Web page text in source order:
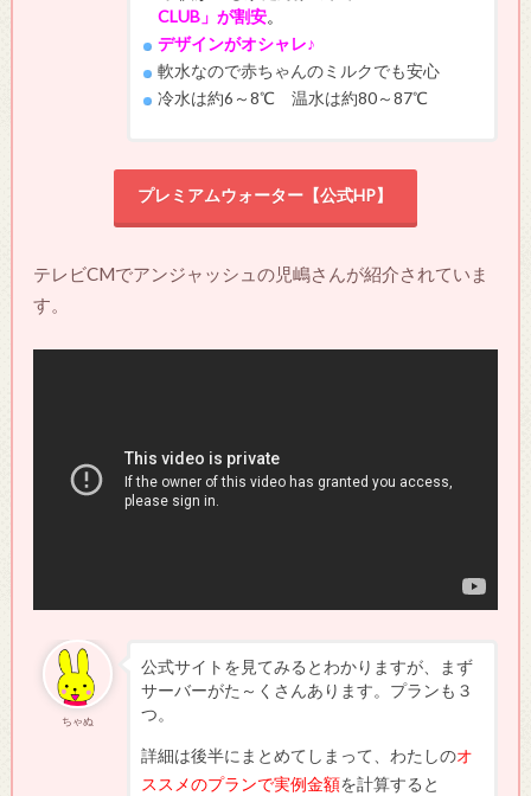
CLUB」が割安。
デザインがオシャレ♪
軟水なので赤ちゃんのミルクでも安心
冷水は約6～8℃ 温水は約80～87℃
プレミアムウォーター【公式HP】
テレビCMでアンジャッシュの児嶋さんが紹介されていま
す。
ちゃぬ
公式サイトを見てみるとわかりますが、まず
サーバーがた～くさんあります。プランも３
つ。
詳細は後半にまとめてしまって、わたしのオ
ススメのプランで実例金額を計算すると